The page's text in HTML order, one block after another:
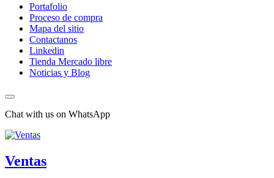
Portafolio
Proceso de compra
Mapa del sitio
Contactanos
Linkedin
Tienda Mercado libre
Noticias y Blog
Chat with us on WhatsApp
Ventas